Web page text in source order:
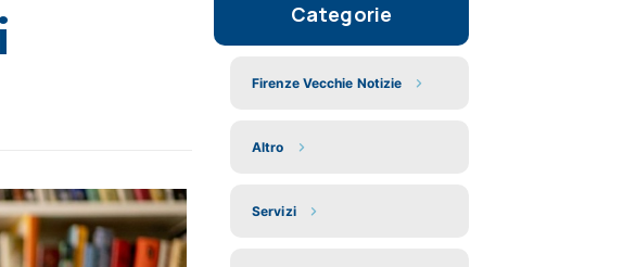
Categorie
Firenze Vecchie Notizie
Altro
Servizi